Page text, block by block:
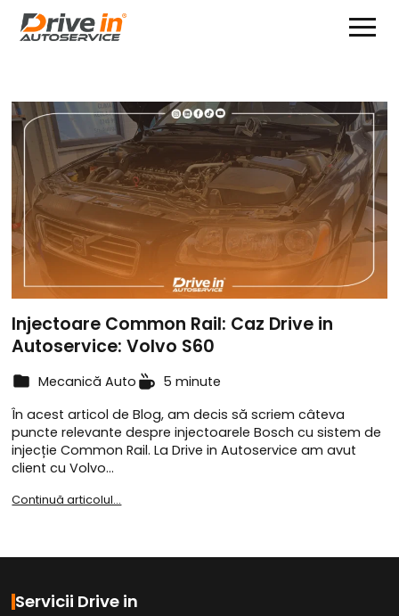
Injectoare Common Rail: Caz Drive in
Autoservice: Volvo S60
Mecanică Auto
5 minute
În acest articol de Blog, am decis să scriem câteva
puncte relevante despre injectoarele Bosch cu sistem de
injecție Common Rail. La Drive in Autoservice am avut
client cu Volvo…
Continuă articolul...
Servicii Drive in